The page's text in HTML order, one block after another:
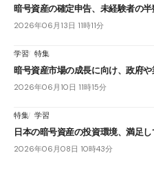
暗号資産の確定申告、未経験者の
2026年06月13日 11時11分
学習 特集
暗号資産市場の成長に向け、政府
2026年06月10日 11時15分
特集 学習
日本の暗号資産の投資環境、満足
2026年06月08日 10時43分